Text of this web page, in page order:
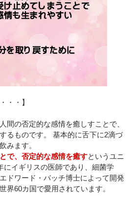
・・】
間の否定的な感情を癒しすことで、
るものです。 基本的に舌下に2滴づ
みます。
で、否定的な感情を癒すというユニ
にイギリスの医師であり、細菌学
ドワード・バッチ博士によって開発
界60カ国で愛用されています。